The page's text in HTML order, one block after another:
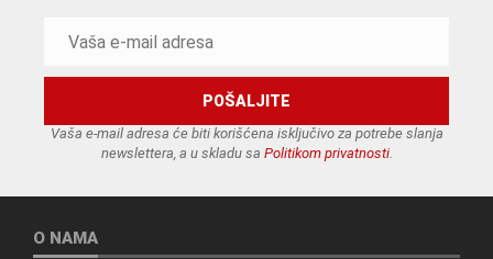
Vaša e-mail adresa će biti korišćena isključivo za potrebe slanja
newslettera, a u skladu sa Politikom privatnosti.
O NAMA